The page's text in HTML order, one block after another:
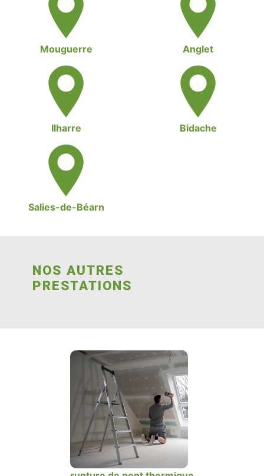
Mouguerre Anglet
Ilharre Bidache
Salies-de-Béarn
NOS AUTRES
PRESTATIONS